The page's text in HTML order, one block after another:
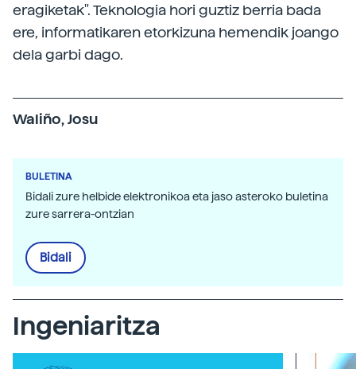
eragiketak". Teknologia hori guztiz berria bada
ere, informatikaren etorkizuna hemendik joango
dela garbi dago.
Waliño, Josu
BULETINA
Bidali zure helbide elektronikoa eta jaso asteroko buletina
zure sarrera-ontzian
Bidali
Ingeniaritza